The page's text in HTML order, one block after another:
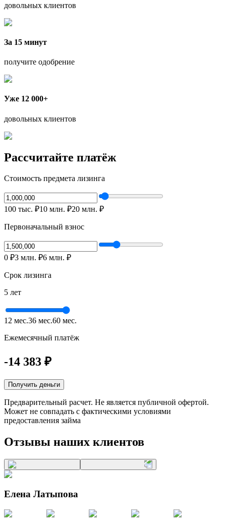
довольных клиентов
За 15 минут
получите одобрение
Уже 12 000+
довольных клиентов
Рассчитайте платёж
Стоимость предмета лизинга
100 тыс. ₽10 млн. ₽20 млн. ₽
Первоначальный взнос
0 ₽3 млн. ₽6 млн. ₽
Срок лизинга
5 лет
12 мес.36 мес.60 мес.
Ежемесячный платёж
-14 383 ₽
Получить деньги
Предварительный расчет. Не является публичной офертой.
Может не совпадать с фактическими условиями
предоставления займа
Отзывы наших клиентов
Елена Латыпова